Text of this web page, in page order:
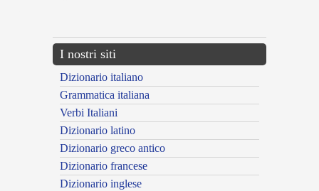
I nostri siti
Dizionario italiano
Grammatica italiana
Verbi Italiani
Dizionario latino
Dizionario greco antico
Dizionario francese
Dizionario inglese